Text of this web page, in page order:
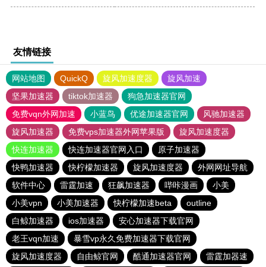
友情链接
网站地图 QuickQ 旋风加速度器
旋风加速
坚果加速器
tiktok加速器
狗急加速器官网
免费vqn外网加速
小蓝鸟 优途加速器官网
风驰加速器
旋风加速器
免费vps加速器外网苹果版
旋风加速度器
快连加速器
快连加速器官网入口
原子加速器
快鸭加速器
快柠檬加速器 旋风加速度器
外网网址导航
软件中心
雷霆加速 狂飙加速器 哔咔漫画
小美
小美vpn
小美加速器 快柠檬加速beta
outline
白鲸加速器
ios加速器
安心加速器下载官网
老王vqn加速
暴雪vp永久免费加速器下载官网
旋风加速度器
自由鲸官网 酷通加速器官网 雷霆加器速